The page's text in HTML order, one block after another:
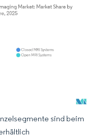
erfordert Namensnennung
sind beim